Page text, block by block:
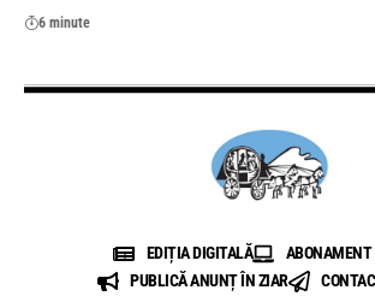
6 minute
EDIȚIA DIGITALĂ
ABONAMENT
PUBLICĂ ANUNȚ ÎN ZIAR